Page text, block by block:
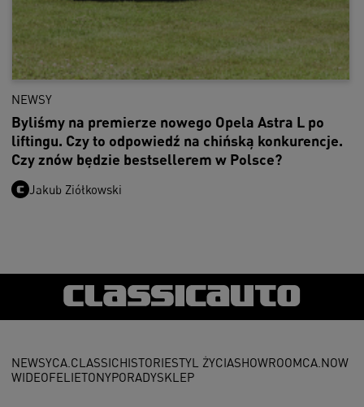
NEWSY
Byliśmy na premierze nowego Opela Astra L po
liftingu. Czy to odpowiedź na chińską konkurencje.
Czy znów będzie bestsellerem w Polsce?
Jakub Ziółkowski
NEWSYCA.CLASSICHISTORIESTYL ŻYCIASHOWROOMCA.NOW
WIDEOFELIETONYPORADYSKLEP